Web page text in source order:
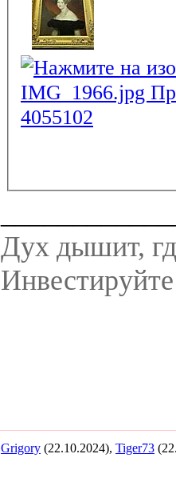
Дух дышит,
Grigory (22.10.2024), Tiger73